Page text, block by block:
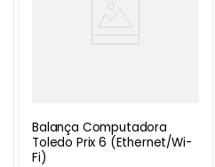
Balança Computadora
Toledo Prix 6 (Ethernet/Wi-
Fi)